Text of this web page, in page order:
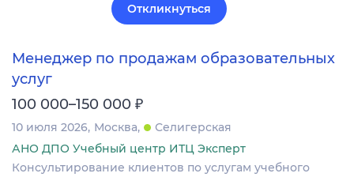
Откликнуться
Менеджер по продажам образовательных
услуг
100 000–150 000 ₽
10 июля 2026 Москва
Селигерская
АНО ДПО Учебный центр ИТЦ Эксперт
Консультирование клиентов по услугам учебного